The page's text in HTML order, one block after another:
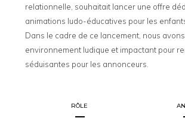
relationnelle, souhaitait lancer une offre
animations ludo-éducatives pour les
Dans le cadre de ce lancement, nous
environnement ludique et impactant pour
séduisantes pour les annonceurs.
RÔLE